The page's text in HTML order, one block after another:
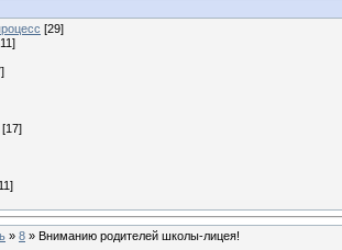
[29]
[17]
» 8 » Вниманию родителей школы-лицея!